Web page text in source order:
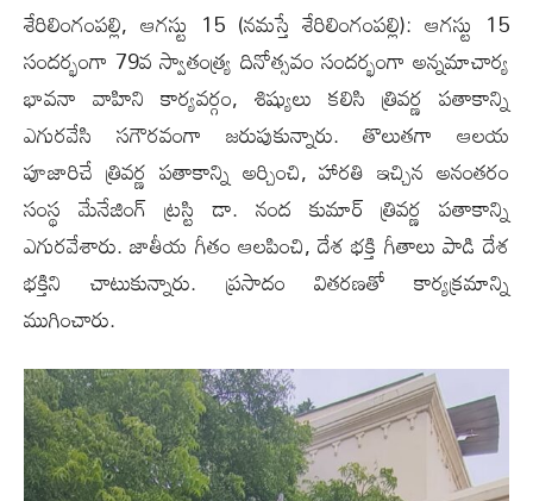
శేరిలింగంప‌ల్లి, ఆగ‌స్టు 15 (న‌మ‌స్తే శేరిలింగంప‌ల్లి): ‌ఆగస్టు 15
సందర్భంగా 79వ స్వాతంత్ర్య దినోత్సవం సందర్భంగా అన్నమాచార్య
భావనా వాహిని కార్యవర్గం, శిష్యులు కలిసి త్రివర్ణ పతాకాన్ని
ఎగురవేసి సగౌరవంగా జరుపుకున్నారు. తొలుతగా ఆలయ
పూజారిచే త్రివర్ణ పతాకాన్ని అర్చించి, హారతి ఇచ్చిన అనంతరం
సంస్థ మేనేజింగ్ ట్రస్టి డా. నంద కుమార్ త్రివర్ణ పతాకాన్ని
ఎగురవేశారు. జాతీయ గీతం ఆలపించి, దేశ భక్తి గీతాలు పాడి దేశ
భక్తిని చాటుకున్నారు. ప్రసాదం వితరణతో కార్యక్రమాన్ని
ముగించారు.